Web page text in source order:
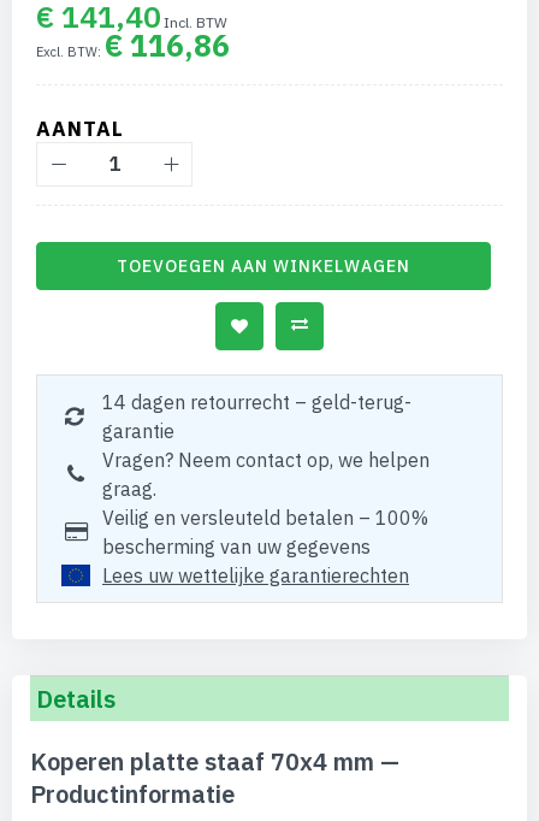
€ 141,40
€ 116,86
AANTAL
TOEVOEGEN AAN WINKELWAGEN
14 dagen retourrecht – geld-terug-
garantie
Vragen? Neem contact op, we helpen
graag.
Veilig en versleuteld betalen – 100%
bescherming van uw gegevens
Lees uw wettelijke garantierechten
Details
Koperen platte staaf 70x4 mm —
Productinformatie